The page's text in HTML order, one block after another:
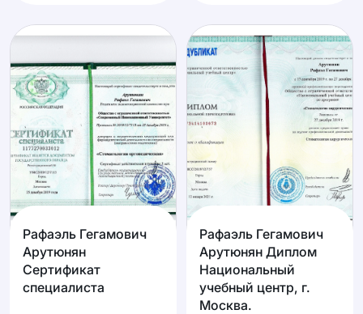
Рафаэль Гегамович
Арутюнян
Сертификат
специалиста
Рафаэль Гегамович
Арутюнян Диплом
Национальный
учебный центр, г.
Москва.